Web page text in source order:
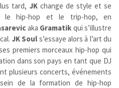
tard, JKchange de style et se
le hip-hop et le trip-hop, en
aka Gramatik qui s’illustre
JK Soul s’essaye alors à l’art du
premiers morceaux hip-hop qui
dans son pays en tant que DJ
plusieurs concerts, événements
de la formation de hip-hop